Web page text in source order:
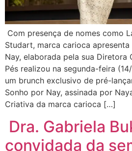
Com presença de nomes como
Studart, marca carioca
Nay, elaborada pela sua
Pés realizou na segunda-feira
um brunch exclusivo de pré-
Sonho por Nay, assinada por
Criativa da marca carioca […]
Dra. Gabriela
convidada da